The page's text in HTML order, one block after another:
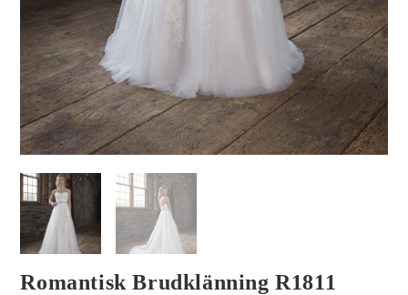
Romantisk Brudklänning R1811